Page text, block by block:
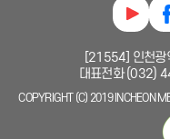
[21554] 인천광
대표전화 (032)
COPYRIGHT (C) 2019 INCHEON